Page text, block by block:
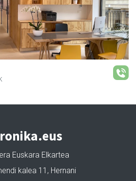
Euskara Elkartea
kalea 11, Hernani